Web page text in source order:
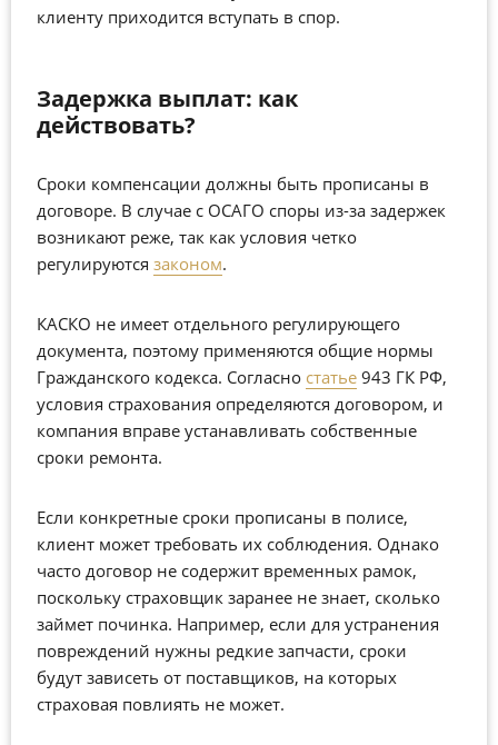
клиенту приходится вступать в спор.
Задержка выплат: как
действовать?
Сроки компенсации должны быть прописаны в
договоре. В случае с ОСАГО споры из-за задержек
возникают реже, так как условия четко
регулируются законом.
КАСКО не имеет отдельного регулирующего
документа, поэтому применяются общие нормы
Гражданского кодекса. Согласно статье 943 ГК РФ,
условия страхования определяются договором, и
компания вправе устанавливать собственные
сроки ремонта.
Если конкретные сроки прописаны в полисе,
клиент может требовать их соблюдения. Однако
часто договор не содержит временных рамок,
поскольку страховщик заранее не знает, сколько
займет починка. Например, если для устранения
повреждений нужны редкие запчасти, сроки
будут зависеть от поставщиков, на которых
страховая повлиять не может.